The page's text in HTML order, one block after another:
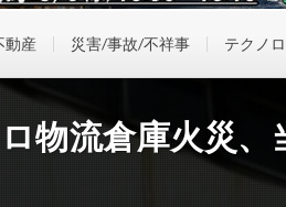
動産 災害/事故/不祥事 テクノ
物流倉庫火災